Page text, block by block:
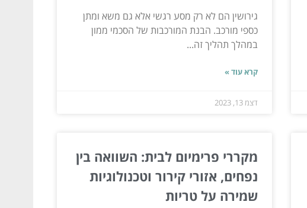
גירושין הם לא רק מסע רגשי אלא גם משא ומתן
כספי מורכב. הבנת המורכבות של הסכמי ממון
במהלך תהליך זה...
קרא עוד »
דצמ 13, 2023
מקררי פרימיום לבית: השוואה בין
נפחים, אזורי קירור וטכנולוגיות
שמירה על טריות